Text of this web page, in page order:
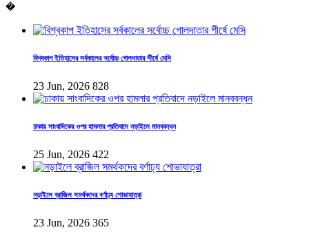
�
বিশ্বকাপ ইতিহাসের সর্বকালের সর্বোচ্চ গোলদাতার শীর্ষে মেসি
23 Jun, 2026 828
ঢাকায় সাংবাদিকের ওপর হামলার প্রতিবাদে নড়াইলে মানববন্ধন
25 Jun, 2026 422
নড়াইলে ব্রাজিল সমর্থকদের বর্ণাঢ্য শোভাযাত্রা
23 Jun, 2026 365